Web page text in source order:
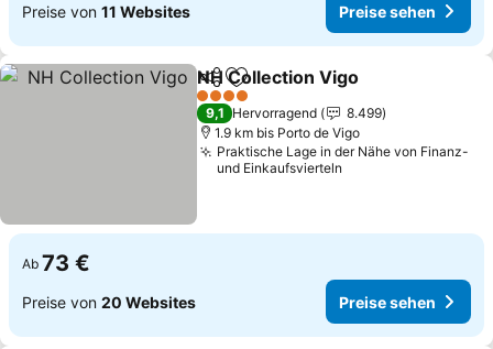
Preise von 11 Websites Preise sehen
TeilenZu Favoriten hinzufügen
NH Collection Vigo
4 Sterne
9,1 Hervorragend
8.499
1.9 km bis Porto de Vigo
Praktische Lage in der Nähe von Finanz-
und Einkaufsvierteln
Ab 73 €
Preise von 20 Websites Preise sehen